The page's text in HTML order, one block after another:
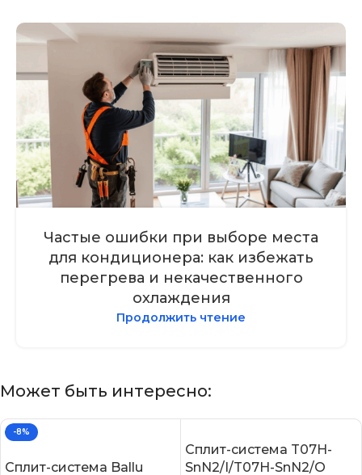
Частые ошибки при выборе места
для кондиционера: как избежать
перегрева и некачественного
охлаждения
Продолжить чтение
Может быть интересно:
-8%
Сплит-система Ballu
Сплит-система T07H-
SnN2/I/T07H-SnN2/O